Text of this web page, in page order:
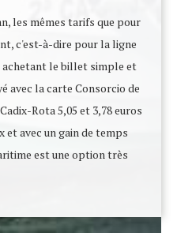
les mêmes tarifs que pour
c'est-à-dire pour la ligne
achetant le billet simple et
avec la carte Consorcio de
Rota 5,05 et 3,78 euros
et avec un gain de temps
est une option très